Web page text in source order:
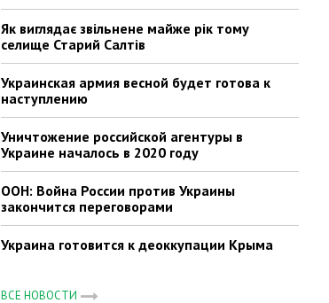
Як виглядає звільнене майже рік тому
селище Старий Салтів
Украинская армия весной будет готова к
наступлению
Уничтожение российской агентуры в
Украине началось в 2020 году
ООН: Война России против Украины
закончится переговорами
Украина готовится к деоккупации Крыма
ВСЕ НОВОСТИ